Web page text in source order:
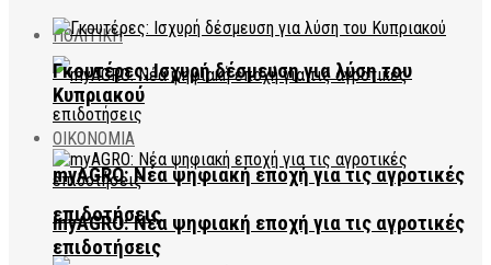
ΠΟΛΙΤΙΚΗ
myAGRO: Νέα ψηφιακή εποχή για τις αγροτικές
επιδοτήσεις
Γκουτέρες: Ισχυρή δέσμευση για λύση του
Κυπριακού
ΟΙΚΟΝΟΜΙΑ
myAGRO: Νέα ψηφιακή εποχή για τις αγροτικές
επιδοτήσεις